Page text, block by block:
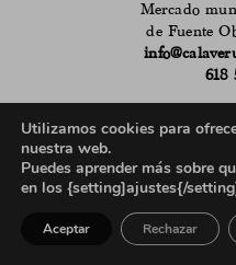
Mercado
de Fuente
618
9 a 14h de
en verano
de 9 a
635
Horario de atención
9 a 13h de
Utilizamos cookies para
nuestra web.
Puedes aprender más sobre
en los {setting]ajustes{/
Aceptar Rechazar